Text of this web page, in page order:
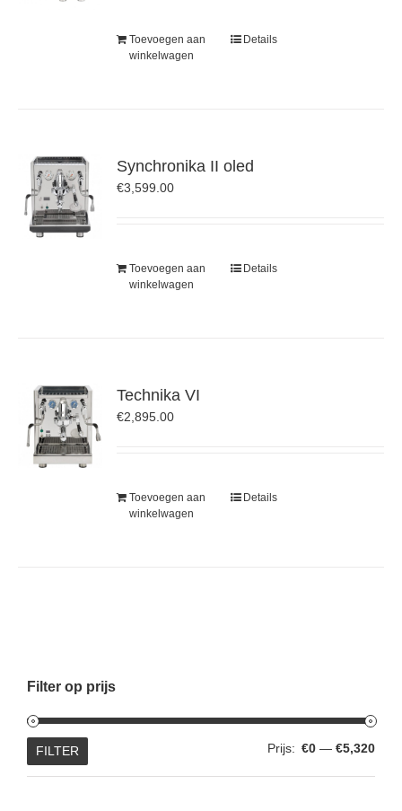
Toevoegen aan
winkelwagen
Details
Synchronika II oled
€3,599.00
Toevoegen aan
winkelwagen
Details
Technika VI
€2,895.00
Toevoegen aan
winkelwagen
Details
Filter op prijs
Min.
Max.
FILTER Prijs: €0 — €5,320